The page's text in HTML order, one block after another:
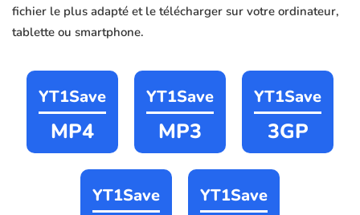
fichier le plus adapté et le télécharger sur votre ordinateur,
tablette ou smartphone.
YT1Save
MP4
YT1Save
MP3
YT1Save
3GP
YT1Save YT1Save